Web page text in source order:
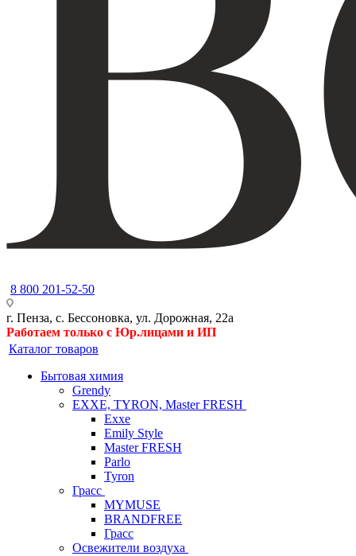
8 800 201-52-50
г. Пенза, с. Бессоновка, ул. Дорожная, 22а
Работаем только с Юр.лицами и ИП
Каталог товаров
Бытовая химия
Grendy
EXXE, TYRON, Master FRESH
Exxe
Emily Style
Master FRESH
Parlo
Tyron
Грасс
MYMUSE
BRANDFREE
Грасс
Освежители воздуха